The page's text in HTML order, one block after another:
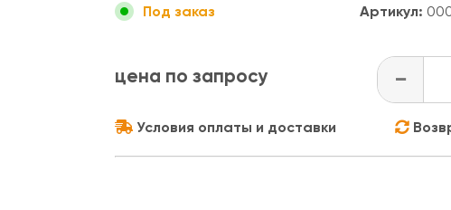
Под заказ Артикул:
цена по запросу -
Условия оплаты и доставки